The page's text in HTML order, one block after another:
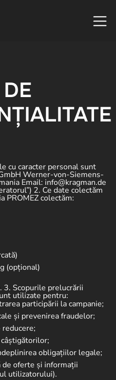
cu caracter personal sunt
Werner-von-Siemens-
Email: info@kragman.de
2. Ce date colectăm
PROMEZ colectăm:
(opțional)
3. Scopurile prelucrării
utilizate pentru:
participării la campanie;
și prevenirea fraudelor;
obligațiilor legale;
de oferte și informații
utilizatorului).